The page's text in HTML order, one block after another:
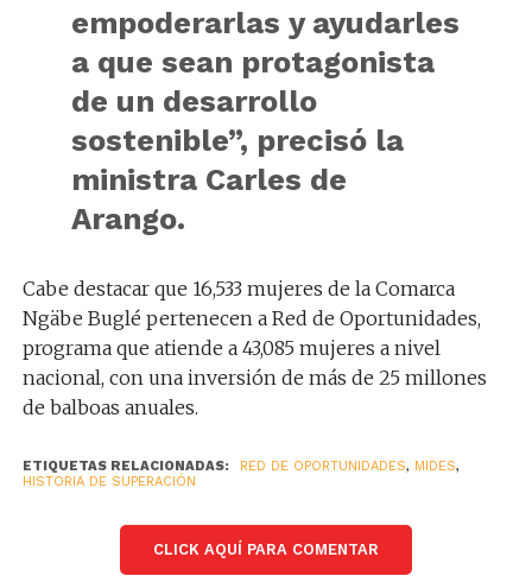
empoderarlas y ayudarles
a que sean protagonista
de un desarrollo
sostenible”, precisó la
ministra Carles de
Arango.
Cabe destacar que 16,533 mujeres de la Comarca
Ngäbe Buglé pertenecen a Red de Oportunidades,
programa que atiende a 43,085 mujeres a nivel
nacional, con una inversión de más de 25 millones
de balboas anuales.
ETIQUETAS RELACIONADAS: RED DE OPORTUNIDADES, MIDES,
HISTORIA DE SUPERACIÓN
CLICK AQUÍ PARA COMENTAR